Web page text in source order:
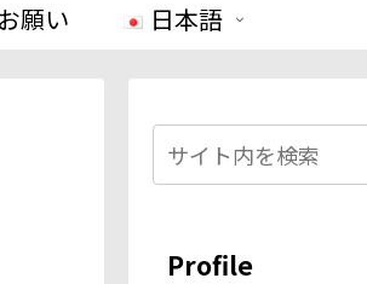
願い
日本語
Profile